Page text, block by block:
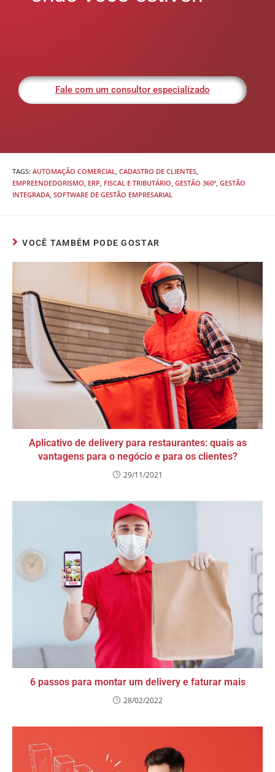
Fale com um consultor especializado
TAGS: AUTOMAÇÃO COMERCIAL, CADASTRO DE CLIENTES,
EMPREENDEDORISMO, ERP, FISCAL E TRIBUTÁRIO, GESTÃO 360º, GESTÃO
INTEGRADA, SOFTWARE DE GESTÃO EMPRESARIAL
VOCÊ TAMBÉM PODE GOSTAR
Aplicativo de delivery para restaurantes: quais as
vantagens para o negócio e para os clientes?
29/11/2021
6 passos para montar um delivery e faturar mais
28/02/2022